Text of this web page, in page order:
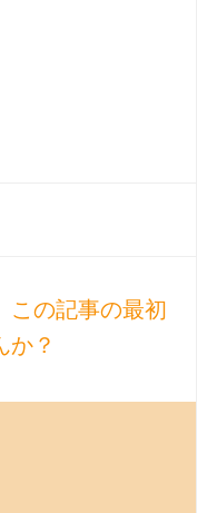
この記事の最初
か？